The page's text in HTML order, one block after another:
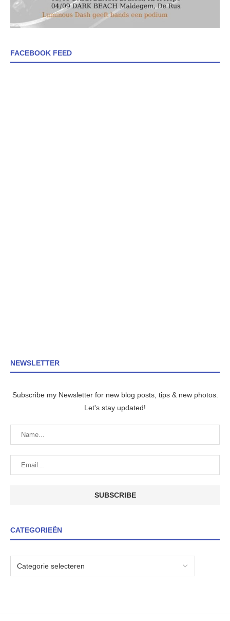
FACEBOOK FEED
NEWSLETTER
Subscribe my Newsletter for new blog posts, tips & new photos.
Let's stay updated!
CATEGORIEËN